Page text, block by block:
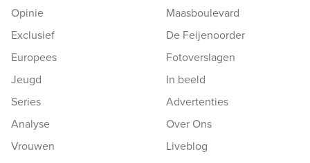
Opinie
Exclusief
Europees
Jeugd
Series
Analyse
Vrouwen
Maasboulevard
De Feijenoorder
Fotoverslagen
In beeld
Advertenties
Over Ons
Liveblog